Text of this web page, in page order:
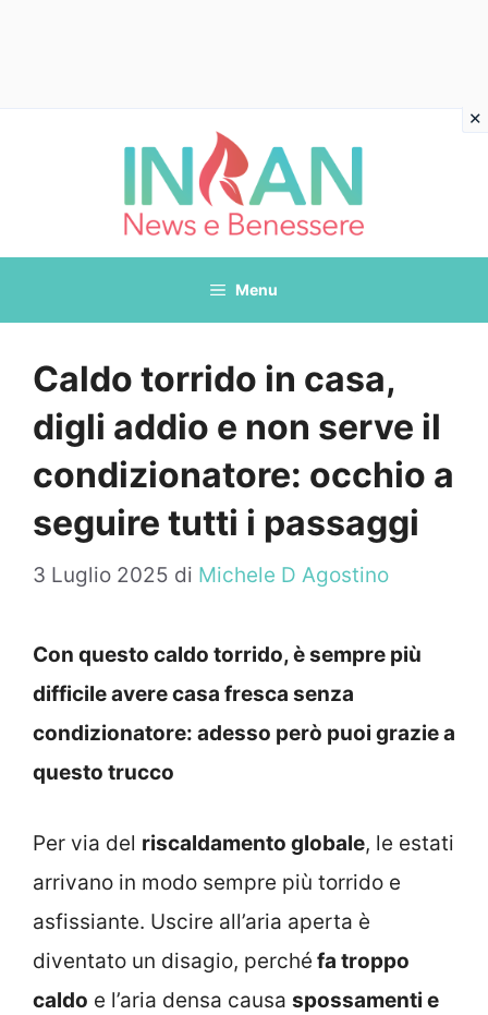
Menu
Caldo torrido in casa,
digli addio e non serve il
condizionatore: occhio a
seguire tutti i passaggi
3 Luglio 2025 di Michele D Agostino
Con questo caldo torrido, è sempre più
difficile avere casa fresca senza
condizionatore: adesso però puoi grazie a
questo trucco
Per via del riscaldamento globale, le estati
arrivano in modo sempre più torrido e
asfissiante. Uscire all’aria aperta è
diventato un disagio, perché fa troppo
caldo e l’aria densa causa spossamenti e